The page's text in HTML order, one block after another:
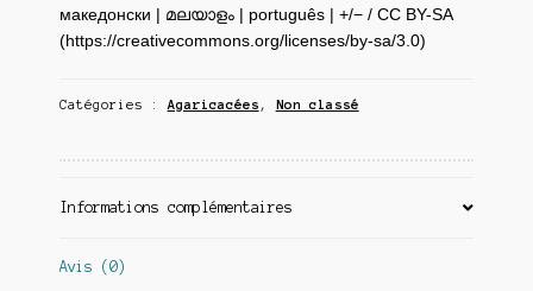
македонски | മലയാളം | português | +/− / CC BY-SA
(https://creativecommons.org/licenses/by-sa/3.0)
Catégories : Agaricacées , Non classé
Informations complémentaires
Avis (0)